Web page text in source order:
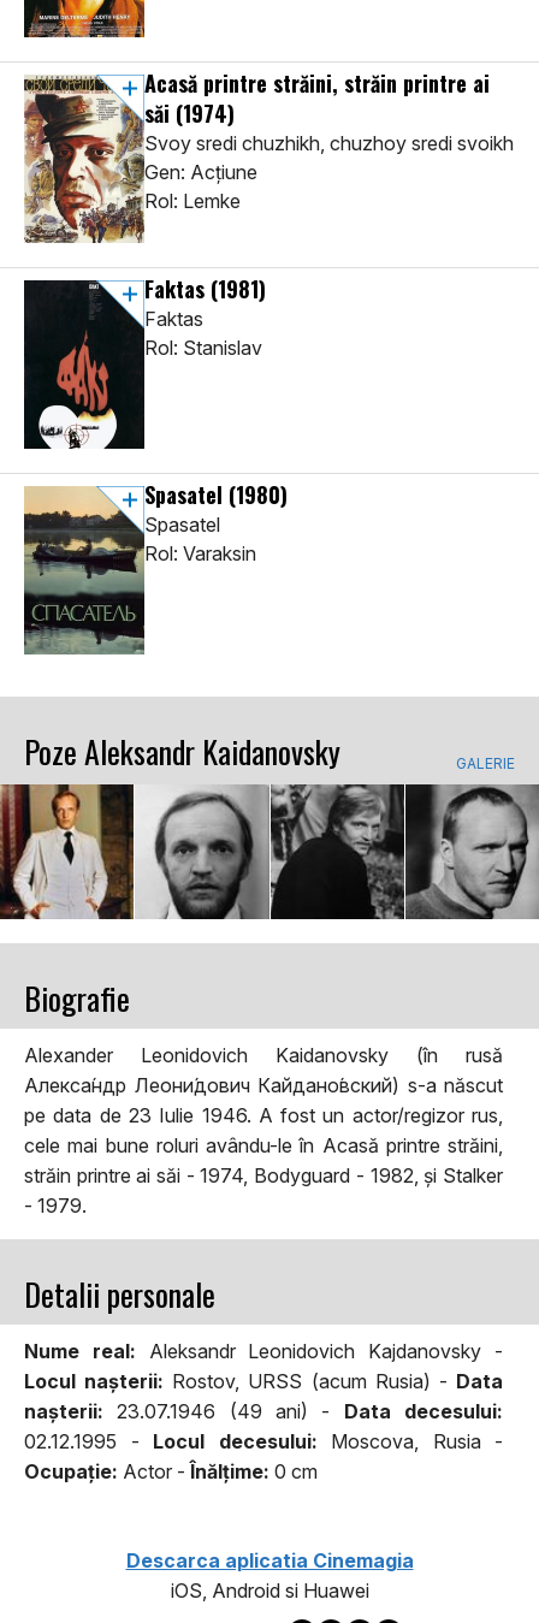
Acasă printre străini, străin printre ai
săi (1974)
Svoy sredi chuzhikh, chuzhoy sredi svoikh
Gen: Acţiune
Rol: Lemke
Faktas (1981)
Faktas
Rol: Stanislav
Spasatel (1980)
Spasatel
Rol: Varaksin
Poze Aleksandr Kaidanovsky GALERIE
Biografie
Alexander Leonidovich Kaidanovsky (în rusă
Алекса́ндр Леони́дович Кайдано́вский) s-a născut
pe data de 23 Iulie 1946. A fost un actor/regizor rus,
cele mai bune roluri avându-le în Acasă printre străini,
străin printre ai săi - 1974, Bodyguard - 1982, și Stalker
- 1979.
Detalii personale
Nume real: Aleksandr Leonidovich Kajdanovsky -
Locul naşterii: Rostov, URSS (acum Rusia) - Data
naşterii: 23.07.1946 (49 ani) - Data decesului:
02.12.1995 - Locul decesului: Moscova, Rusia -
Ocupaţie: Actor -Înălţime: 0 cm
Descarca aplicatia Cinemagia
iOS, Android si Huawei